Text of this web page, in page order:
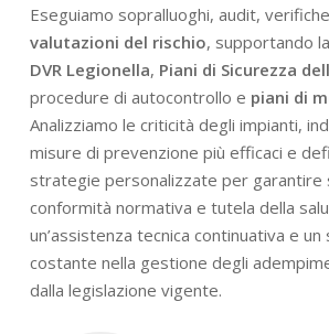
Eseguiamo sopralluoghi, audit,
valutazioni del rischio, supportando
DVR Legionella, Piani di Sicurezza
procedure di autocontrollo e piani di
Analizziamo le criticità degli impianti,
misure di prevenzione più efficaci e
strategie personalizzate per garantire
conformità normativa e tutela della
un’assistenza tecnica continuativa e
costante nella gestione degli
dalla legislazione vigente.